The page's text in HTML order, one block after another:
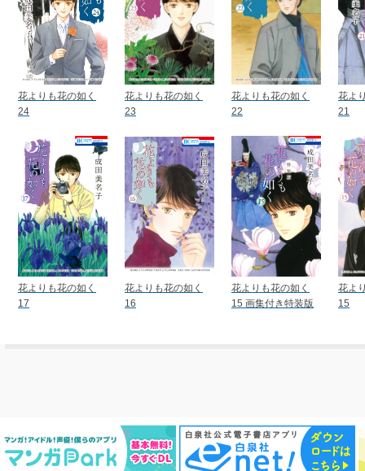
花よりも花の如く
24
花よりも花の如く
23
花よりも花の如く
22
花よ
21
花よりも花の如く
17
花よりも花の如く
16
花よりも花の如く
15 画集付き特装版
花よ
15